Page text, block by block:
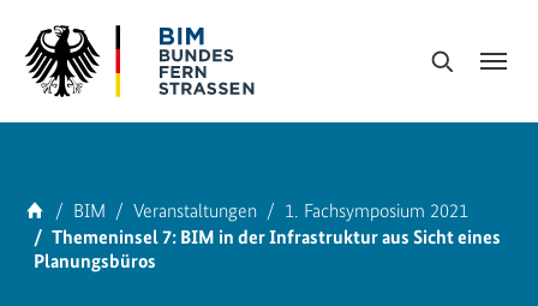
Suche
You are here:
Home
BIM Veranstaltungen
1. Fachsymposium 2021
Themeninsel 7: BIM in der Infrastruktur aus Sicht eines
Planungsbüros